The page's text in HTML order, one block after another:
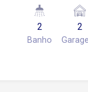
ampla em formato
Corredor lateral
varanda 2
2
Banho
2